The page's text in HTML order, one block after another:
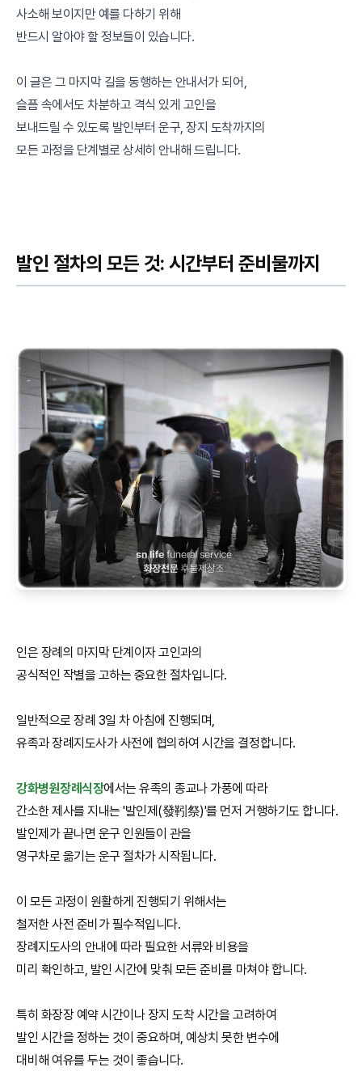
사소해 보이지만 예를 다하기 위해
반드시 알아야 할 정보들이 있습니다.
이 글은 그 마지막 길을 동행하는 안내서가 되어,
슬픔 속에서도 차분하고 격식 있게 고인을
보내드릴 수 있도록 발인부터 운구, 장지 도착까지의
모든 과정을 단계별로 상세히 안내해 드립니다.
발인 절차의 모든 것: 시간부터 준비물까지
인은 장례의 마지막 단계이자 고인과의
공식적인 작별을 고하는 중요한 절차입니다.
일반적으로 장례 3일 차 아침에 진행되며,
유족과 장례지도사가 사전에 협의하여 시간을 결정합니다.
강화병원장례식장에서는 유족의 종교나 가풍에 따라
간소한 제사를 지내는 '발인제(發靷祭)'를 먼저 거행하기도 합니다.
발인제가 끝나면 운구 인원들이 관을
영구차로 옮기는 운구 절차가 시작됩니다.
이 모든 과정이 원활하게 진행되기 위해서는
철저한 사전 준비가 필수적입니다.
장례지도사의 안내에 따라 필요한 서류와 비용을
미리 확인하고, 발인 시간에 맞춰 모든 준비를 마쳐야 합니다.
특히 화장장 예약 시간이나 장지 도착 시간을 고려하여
발인 시간을 정하는 것이 중요하며, 예상치 못한 변수에
대비해 여유를 두는 것이 좋습니다.